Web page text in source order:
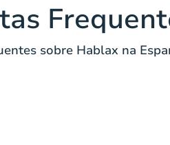
sobre Hablax na